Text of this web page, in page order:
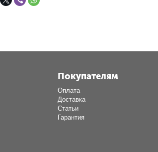
Покупателям
Оплата
Доставка
Статьи
Гарантия